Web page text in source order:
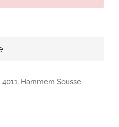
Hammem Sousse